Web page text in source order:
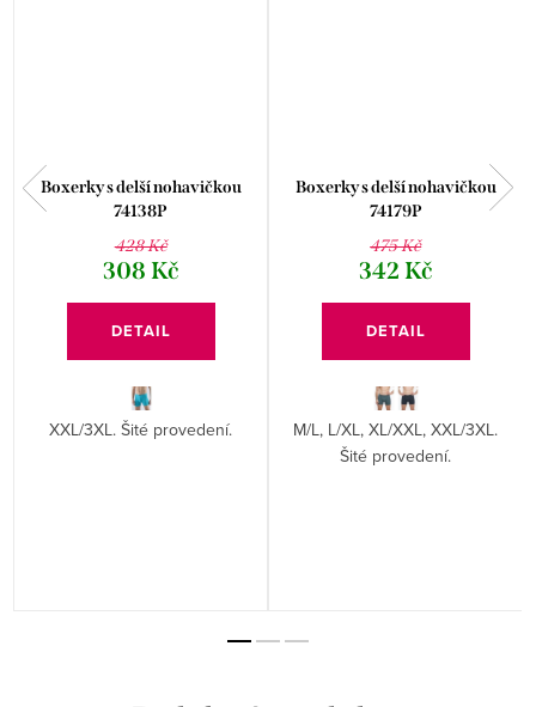
Boxerky s delší nohavičkou
74138P
428 Kč
308 Kč
DETAIL
XXL/3XL. Šité provedení.
Boxerky s delší nohavičkou
74179P
475 Kč
342 Kč
DETAIL
M/L, L/XL, XL/XXL, XXL/3XL.
Šité provedení.